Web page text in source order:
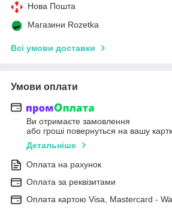
Нова Пошта
Магазини Rozetka
Всі умови доставки
Умови оплати
Ви отримаєте замовлення
або гроші повернуться на вашу
Детальніше
Оплата на рахунок
Оплата за реквізитами
Оплата картою Visa, Mastercard -